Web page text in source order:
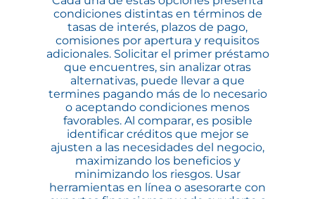
condiciones distintas en términos de
tasas de interés, plazos de pago,
comisiones por apertura y requisitos
adicionales. Solicitar el primer préstamo
que encuentres, sin analizar otras
alternativas, puede llevar a que
termines pagando más de lo necesario
o aceptando condiciones menos
favorables. Al comparar, es posible
identificar créditos que mejor se
ajusten a las necesidades del negocio,
maximizando los beneficios y
minimizando los riesgos. Usar
herramientas en línea o asesorarte con